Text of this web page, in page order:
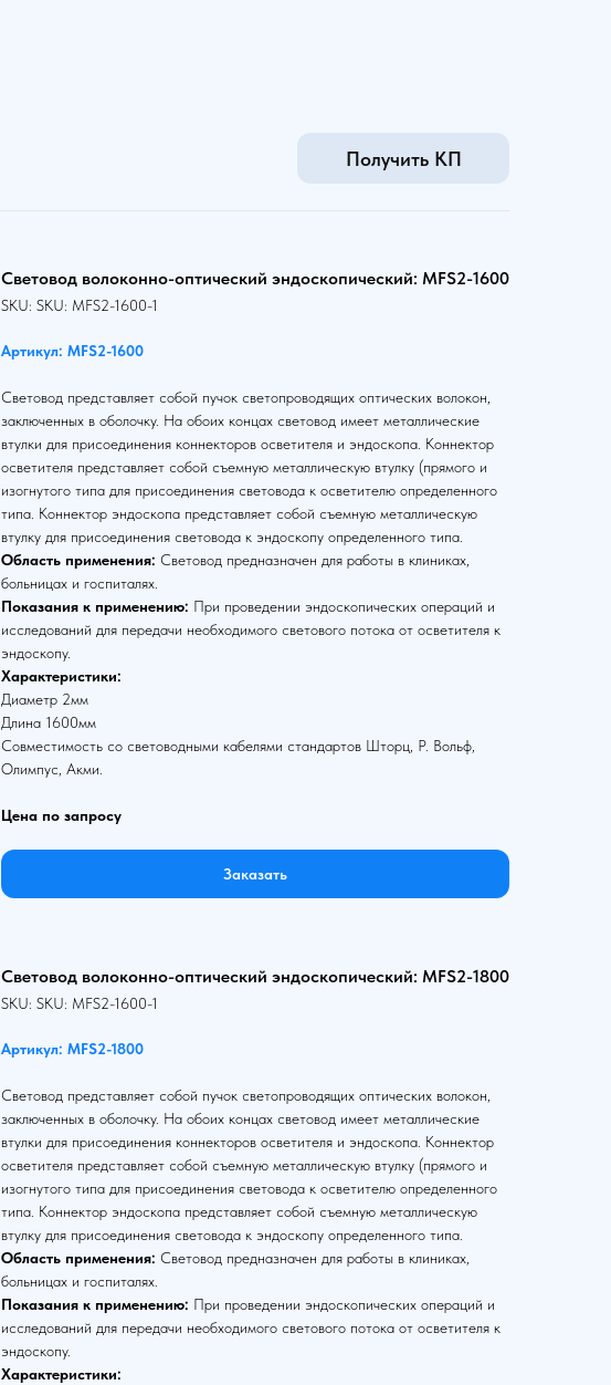
Получить КП
Световод волоконно-оптический эндоскопический: MFS2-1600
SKU: SKU: MFS2-1600-1
Артикул: MFS2-1600
Световод представляет собой пучок светопроводящих оптических волокон,
заключенных в оболочку. На обоих концах световод имеет металлические
втулки для присоединения коннекторов осветителя и эндоскопа. Коннектор
осветителя представляет собой съемную металлическую втулку (прямого и
изогнутого типа для присоединения световода к осветителю определенного
типа. Коннектор эндоскопа представляет собой съемную металлическую
втулку для присоединения световода к эндоскопу определенного типа.
Область применения: Световод предназначен для работы в клиниках,
больницах и госпиталях.
Показания к применению: При проведении эндоскопических операций и
исследований для передачи необходимого светового потока от осветителя к
эндоскопу.
Характеристики:
Диаметр 2мм
Длина 1600мм
Совместимость со световодными кабелями стандартов Шторц, Р. Вольф,
Олимпус, Акми.
Цена по запросу
Заказать
Световод волоконно-оптический эндоскопический: MFS2-1800
SKU: SKU: MFS2-1600-1
Артикул: MFS2-1800
Световод представляет собой пучок светопроводящих оптических волокон,
заключенных в оболочку. На обоих концах световод имеет металлические
втулки для присоединения коннекторов осветителя и эндоскопа. Коннектор
осветителя представляет собой съемную металлическую втулку (прямого и
изогнутого типа для присоединения световода к осветителю определенного
типа. Коннектор эндоскопа представляет собой съемную металлическую
втулку для присоединения световода к эндоскопу определенного типа.
Область применения: Световод предназначен для работы в клиниках,
больницах и госпиталях.
Показания к применению: При проведении эндоскопических операций и
исследований для передачи необходимого светового потока от осветителя к
эндоскопу.
Характеристики: